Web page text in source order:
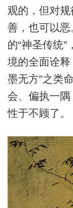
观的，但对
善，也可以
的“神圣传统”
境的全面诠释
墨无方”之类
会、偏执一
性于不顾了。